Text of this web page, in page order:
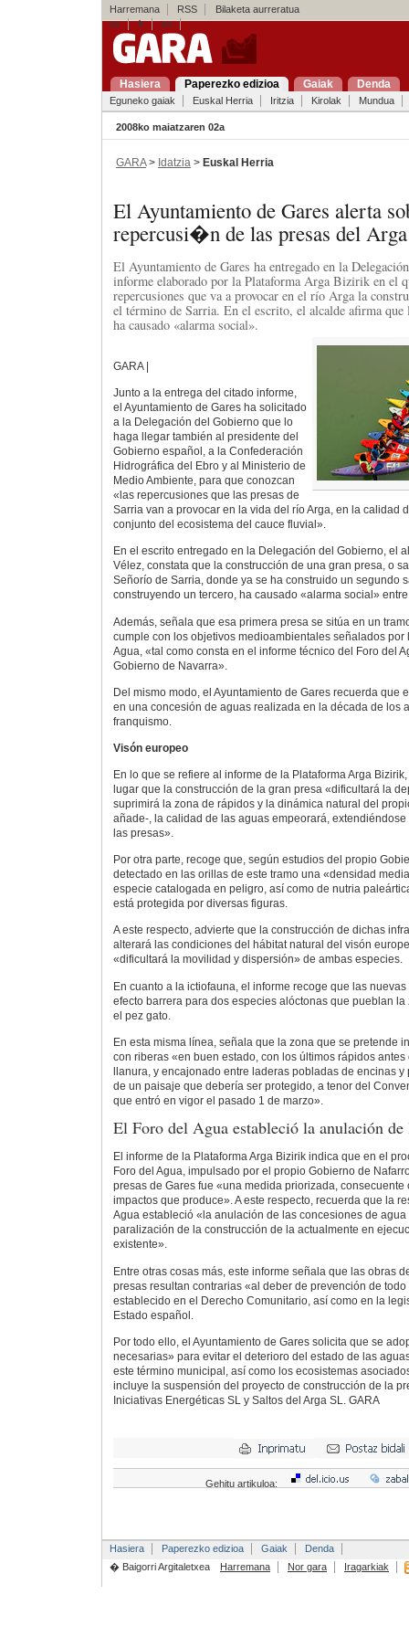
Harremana RSS
Bilaketa aurreratua
es
fr en
Hasiera Paperezko edizioa Gaiak Denda
Eguneko gaiak Euskal Herria Iritzia Kirolak Mundua
2008ko maiatzaren 02a
GARA> Idatzia > Euskal Herria
El Ayuntamiento de Gares alerta
repercusi�n de las presas del Arga
El Ayuntamiento de Gares ha entregado en la
informe elaborado por la Plataforma Arga Bizirik en el
repercusiones que va a provocar en el río Arga la
el término de Sarria. En el escrito, el alcalde afirma que
ha causado «alarma social».
GARA |
Junto a la entrega del citado informe,
el Ayuntamiento de Gares ha solicitado
a la Delegación del Gobierno que lo
haga llegar también al presidente del
Gobierno español, a la Confederación
Hidrográfica del Ebro y al Ministerio de
Medio Ambiente, para que conozcan
«las repercusiones que las presas de
Sarria van a provocar en la vida del río Arga, en la calidad
conjunto del ecosistema del cauce fluvial».
En el escrito entregado en la Delegación del Gobierno, el
Vélez, constata que la construcción de una gran presa, o
Señorío de Sarria, donde ya se ha construido un segundo
construyendo un tercero, ha causado «alarma social»
Además, señala que esa primera presa se sitúa en un
cumple con los objetivos medioambientales señalados por
Agua, «tal como consta en el informe técnico del Foro del
Gobierno de Navarra».
Del mismo modo, el Ayuntamiento de Gares recuerda que
en una concesión de aguas realizada en la década de los
franquismo.
Visón europeo
En lo que se refiere al informe de la Plataforma Arga
lugar que la construcción de la gran presa «dificultará la
suprimirá la zona de rápidos y la dinámica natural del
añade-, la calidad de las aguas empeorará,
las presas».
Por otra parte, recoge que, según estudios del propio
detectado en las orillas de este tramo una «densidad
especie catalogada en peligro, así como de nutria
está protegida por diversas figuras.
A este respecto, advierte que la construcción de dichas
alterará las condiciones del hábitat natural del visón
«dificultará la movilidad y dispersión» de ambas especies.
En cuanto a la ictiofauna, el informe recoge que las
efecto barrera para dos especies alóctonas que pueblan
el pez gato.
En esta misma línea, señala que la zona que se pretende
con riberas «en buen estado, con los últimos rápidos
llanura, y encajonado entre laderas pobladas de encinas y
de un paisaje que debería ser protegido, a tenor del
que entró en vigor el pasado 1 de marzo».
El Foro del Agua estableció la anulación de
El informe de la Plataforma Arga Bizirik indica que en el
Foro del Agua, impulsado por el propio Gobierno de
presas de Gares fue «una medida priorizada,
impactos que produce». A este respecto, recuerda que la
Agua estableció «la anulación de las concesiones de
paralización de la construcción de la actualmente en
existente».
Entre otras cosas más, este informe señala que las obras
presas resultan contrarias «al deber de prevención de
establecido en el Derecho Comunitario, así como en la
Estado español.
Por todo ello, el Ayuntamiento de Gares solicita que se
necesarias» para evitar el deterioro del estado de las
este término municipal, así como los ecosistemas
incluye la suspensión del proyecto de construcción de la
Iniciativas Energéticas SL y Saltos del Arga SL. GARA
Gehitu artikuloa:
Hasiera Paperezko edizioa Gaiak
Denda
� Baigorri Argitaletxea
Harremana Nor gara Iragarkiak